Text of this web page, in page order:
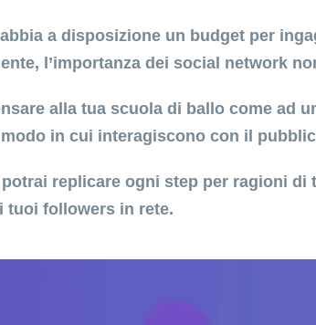
a disposizione un budget per
l’importanza dei social network
alla tua scuola di ballo come ad
in cui interagiscono con il
replicare ogni step per ragioni
tuoi followers in rete.